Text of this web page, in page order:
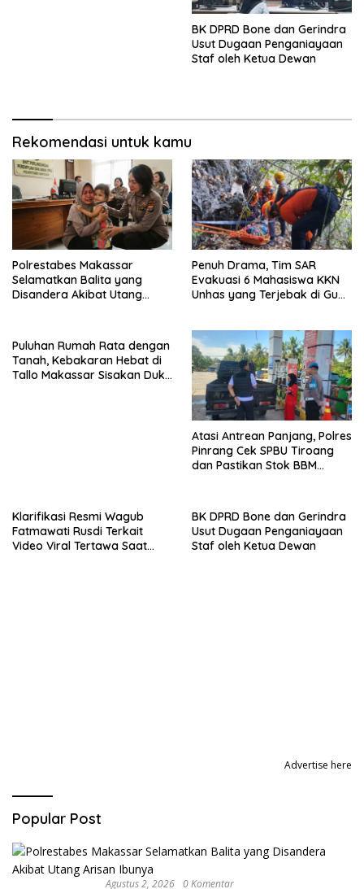
BK DPRD Bone dan Gerindra
Usut Dugaan Penganiayaan
Staf oleh Ketua Dewan
Rekomendasi untuk kamu
Polrestabes Makassar
Selamatkan Balita yang
Disandera Akibat Utang
Penuh Drama, Tim SAR
Evakuasi 6 Mahasiswa KKN
Unhas yang Terjebak di Gua
Puluhan Rumah Rata dengan
Tanah, Kebakaran Hebat di
Tallo Makassar Sisakan Duka
Atasi Antrean Panjang, Polres
Pinrang Cek SPBU Tiroang
dan Pastikan Stok BBM
Klarifikasi Resmi Wagub
Fatmawati Rusdi Terkait
Video Viral Tertawa Saat
BK DPRD Bone dan Gerindra
Usut Dugaan Penganiayaan
Staf oleh Ketua Dewan
Advertise here
Popular Post
Agustus 2, 2026 0 Komentar